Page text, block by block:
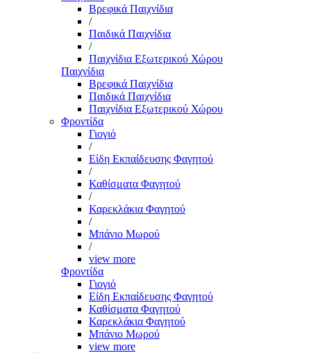
Βρεφικά Παιχνίδια
/
Παιδικά Παιχνίδια
/
Παιχνίδια Εξωτερικού Χώρου
Παιχνίδια
Βρεφικά Παιχνίδια
Παιδικά Παιχνίδια
Παιχνίδια Εξωτερικού Χώρου
Φροντίδα
Γιογιό
/
Είδη Εκπαίδευσης Φαγητού
/
Καθίσματα Φαγητού
/
Καρεκλάκια Φαγητού
/
Μπάνιο Μωρού
/
view more
Φροντίδα
Γιογιό
Είδη Εκπαίδευσης Φαγητού
Καθίσματα Φαγητού
Καρεκλάκια Φαγητού
Μπάνιο Μωρού
view more